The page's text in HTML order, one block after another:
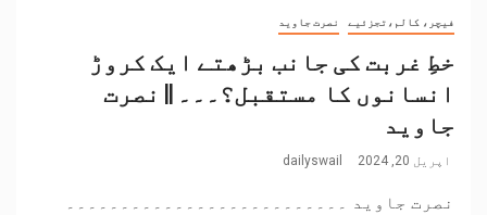
فیچر، کالم،تجزئیے نصرت جاوید
خطِ غربت کی جانب بڑھتے ایک کروڑ
انسانوں کا مستقبل؟۔۔۔ || نصرت
جاوید
اپریل 20, 2024 dailyswail
نصرت جاوید ۔۔۔۔۔۔۔۔۔۔۔۔۔۔۔۔۔۔۔۔۔۔۔۔۔۔